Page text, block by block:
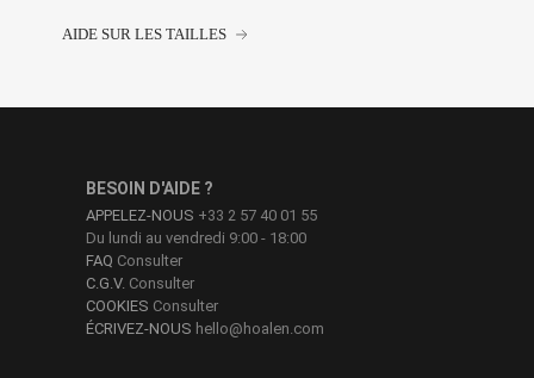
AIDE SUR LES TAILLES
BESOIN D'AIDE ?
APPELEZ-NOUS +33 2 57 40 01 55
Du lundi au vendredi 9:00 - 18:00
FAQ Consulter
C.G.V. Consulter
COOKIES Consulter
ÉCRIVEZ-NOUS hello@hoalen.com